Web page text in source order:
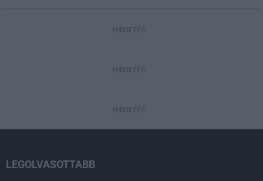
HIRDETÉS
HIRDETÉS
HIRDETÉS
LEGOLVASOTTABB